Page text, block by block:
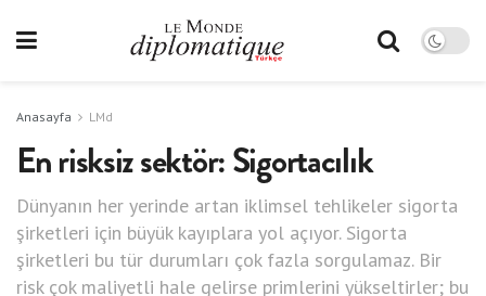
Anasayfa LMd
En risksiz sektör: Sigortacılık
Dünyanın her yerinde artan iklimsel tehlikeler sigorta
şirketleri için büyük kayıplara yol açıyor. Sigorta
şirketleri bu tür durumları çok fazla sorgulamaz. Bir
risk çok maliyetli hale gelirse primlerini yükseltirler; bu